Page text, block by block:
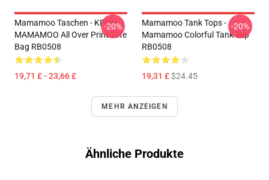
Mamamoo Taschen - KPOP
MAMAMOO All Over Print Tote
Bag RB0508
19,71 £ - 23,66 £
-20%
Mamamoo Tank Tops -
Mamamoo Colorful Tank Top
RB0508
19,31 £$24.45
-20%
MEHR ANZEIGEN
Ähnliche Produkte